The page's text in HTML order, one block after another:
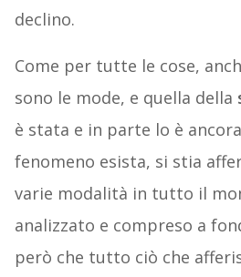
declino.
Come per tutte le cose,
sono le mode, e quella della
è stata e in parte lo è
fenomeno esista, si stia
varie modalità in tutto il
analizzato e compreso a
però che tutto ciò che